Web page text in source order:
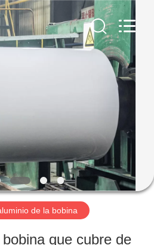
de la bobina
que cubre de